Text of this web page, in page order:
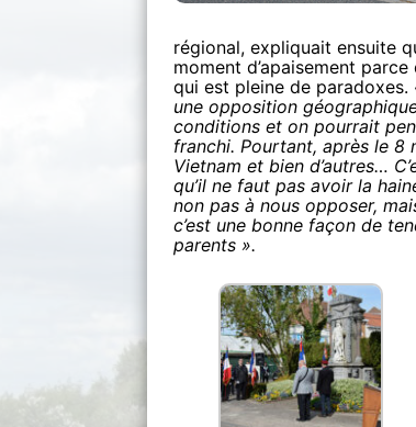
régional, expliquait ensuite
moment d’apaisement
qui est pleine de paradoxes.
une opposition
conditions et on pourrait
franchi. Pourtant, après le 8
Vietnam et bien d’autres…
qu’il ne faut pas avoir la
non pas à nous opposer,
c’est une bonne façon de
parents ».